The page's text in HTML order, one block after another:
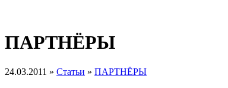
ПАРТНЁРЫ
24.03.2011 » Статьи » ПАРТНЁРЫ